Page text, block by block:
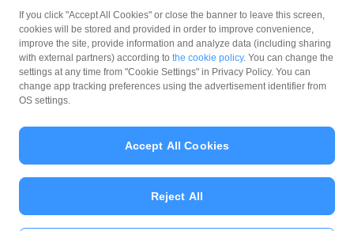
勧誘方針
マネロン等基本方針
カスタマーハラスメントに関する当社の考え方
© PayPay Corporation
If you click "Accept All Cookies" or close the banner to leave this screen,
cookies will be stored and provided in order to improve convenience,
improve the site, provide information and analyze data (including sharing
with external partners) according to the cookie policy. You can change the
settings at any time from "Cookie Settings" in Privacy Policy. You can
change app tracking preferences using the advertisement identifier from
OS settings.
Reject All
Accept All Cookies